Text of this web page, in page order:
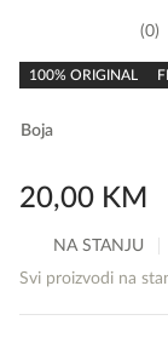
rating
0
100% ORIGINAL
Boja
20,00 KM
NA STANJU
Svi proizvodi na